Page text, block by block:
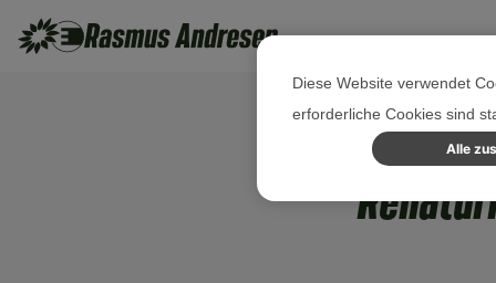
Diese Website verwendet
erforderliche Cookies sind
Alle